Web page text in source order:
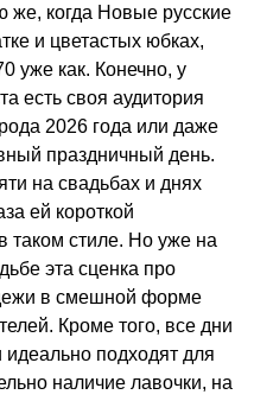
же, когда Новые русские
и цветастых юбках,
уже как. Конечно, у
есть своя аудитория
2026 года или даже
праздничный день.
на свадьбах и днях
ей короткой
таком стиле. Но уже на
эта сценка про
в смешной форме
Кроме того, все дни
подходят для
наличие лавочки, на